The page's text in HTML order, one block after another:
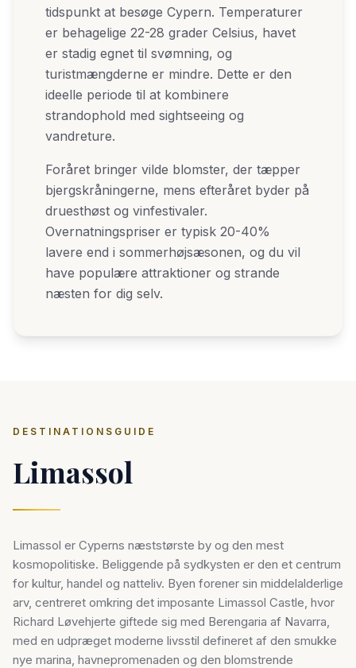
tidspunkt at besøge Cypern. Temperaturer
er behagelige 22-28 grader Celsius, havet
er stadig egnet til svømning, og
turistmængderne er mindre. Dette er den
ideelle periode til at kombinere
strandophold med sightseeing og
vandreture.
Foråret bringer vilde blomster, der tæpper
bjergskråningerne, mens efteråret byder på
druesthøst og vinfestivaler.
Overnatningspriser er typisk 20-40%
lavere end i sommerhøjsæsonen, og du vil
have populære attraktioner og strande
næsten for dig selv.
DESTINATIONSGUIDE
Limassol
Limassol er Cyperns næststørste by og den mest
kosmopolitiske. Beliggende på sydkysten er den et centrum
for kultur, handel og natteliv. Byen forener sin middelalderlige
arv, centreret omkring det imposante Limassol Castle, hvor
Richard Løvehjerte giftede sig med Berengaria af Navarra,
med en udpræget moderne livsstil defineret af den smukke
nye marina, havnepromenaden og den blomstrende